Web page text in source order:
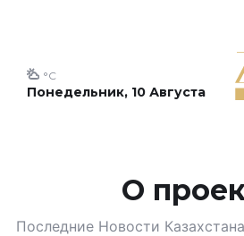
Понедельник, 10 Августа
°C
О
Последние Новости